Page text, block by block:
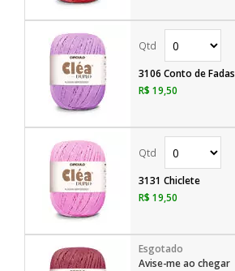
3106 Conto de Fadas
R$ 19,50
3131 Chiclete
R$ 19,50
Avise-me ao chegar